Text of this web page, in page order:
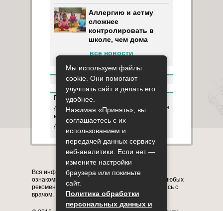
Аллергию и астму
сложнее
контролировать в
школе, чем дома
все новости
Пользуясь данным ресурсом вы
даёте разрешение на сбор, анализ
и хранение своих персональных
данных согласно Правилам
Карта сайта О сайте Контакты
Вся информация на сайте представлена в
ознакомительных целях. Перед применением любых
рекомендаций обязательно проконсультируйтесь с
врачом.
Мы используем файлы
cookie. Они помогают
улучшать сайт и делать его
удобнее.
Нажимая «Принять», вы
соглашаетесь с их
использованием и
передачей данных сервису
веб-аналитики. Если нет —
измените настройки
браузера или покиньте
сайт.
Политика обработки
персональных данных и